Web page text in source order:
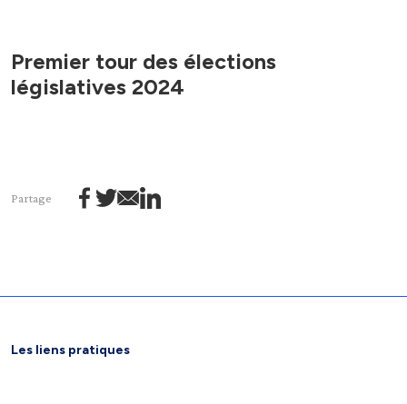
Premier tour des élections
législatives 2024
Partage
Les liens pratiques